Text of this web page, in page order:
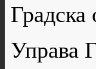
Управа